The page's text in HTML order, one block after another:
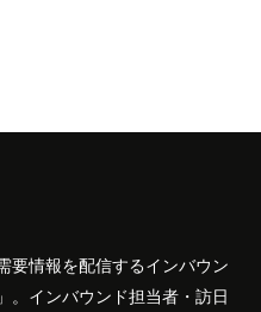
要情報を配信するインバウン
。インバウンド担当者・訪日